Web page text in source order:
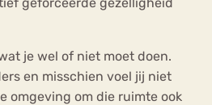
je wel of niet moet doen.
en misschien voel jij niet
omgeving om die ruimte ook